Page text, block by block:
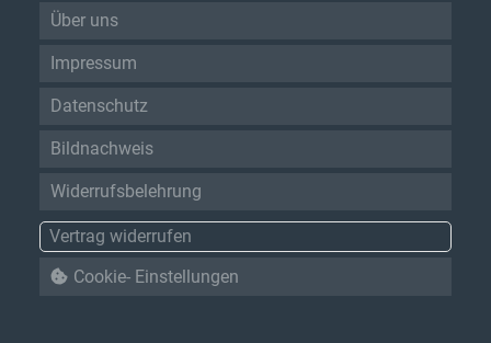
Über uns
Impressum
Datenschutz
Bildnachweis
Widerrufsbelehrung
Vertrag widerrufen
Cookie- Einstellungen